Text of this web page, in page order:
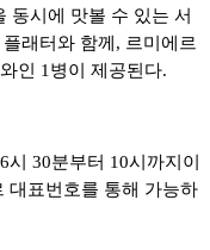
동시에 맛볼 수 있는 서
래터와 함께, 르미에르
인 1병이 제공된다.
시 30분부터 10시까지이
대표번호를 통해 가능하